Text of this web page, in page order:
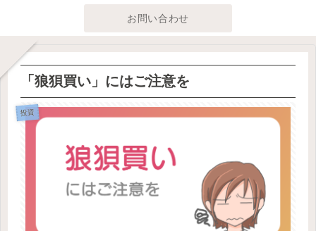
お問い合わせ
「狼狽買い」にはご注意を
投資